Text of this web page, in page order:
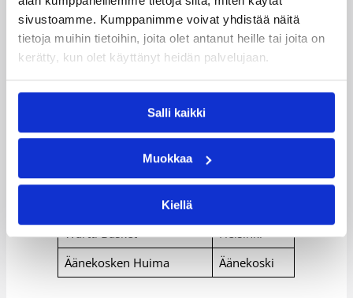
sivustoamme. Kumppanimme voivat yhdistää näitä
tietoja muihin tietoihin, joita olet antanut heille tai joita on
kerätty, kun olet käyttänyt heidän palvelujaan.
Salli kaikki
Muokkaa
Kiellä
Espoo Basket Team
Espoo
Helsingin NMKY
Helsinki
Tapiolan Honka I
Espoo
Wartti Basket
Helsinki
Äänekosken Huima
Äänekoski